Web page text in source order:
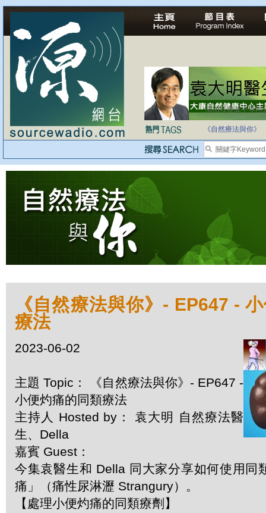
法治社會並不等同
自家教育合法化-
《自然療法與你》
《自然療法與你》- EP647 -
療法
2023-06-02
主題 Topic： 《自然療法與你》- EP647 -
小便灼痛的同類療法
主持人 Hosted by： 袁大明 自然療法醫
生、Della
嘉賓 Guest：
今集袁醫生和 Della 同大家分享如何使用同
痛」（痛性尿淋瀝 Strangury）。
【處理小便灼痛的同類療劑】